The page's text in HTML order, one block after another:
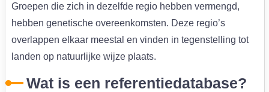
Groepen die zich in dezelfde regio hebben vermengd,
hebben genetische overeenkomsten. Deze regio’s
overlappen elkaar meestal en vinden in tegenstelling tot
landen op natuurlijke wijze plaats.
Wat is een referentiedatabase?